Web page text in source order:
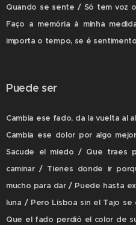
Quando se sente / Só tem voz
Faço a memória à minha
importa o tempo, se é
Puede ser
Cambia ese fado, da la vuelta al
Cambia ese dolor por algo
Sacude el miedo / Que traes
caminar / Tienes donde ir
mucho para dar / Puede hasta
luna / Pero Lisboa sin el Tajo
Que el fado perdió el color de